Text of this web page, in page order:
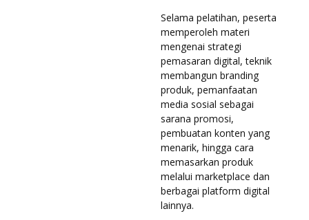
Selama pelatihan, peserta
memperoleh materi
mengenai strategi
pemasaran digital, teknik
membangun branding
produk, pemanfaatan
media sosial sebagai
sarana promosi,
pembuatan konten yang
menarik, hingga cara
memasarkan produk
melalui marketplace dan
berbagai platform digital
lainnya.